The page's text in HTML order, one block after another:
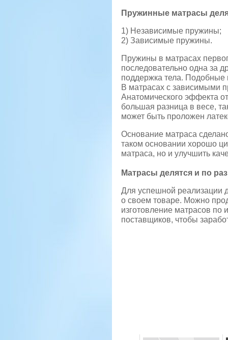
Пружинные матрасы
1) Независимые пружины;
2) Зависимые пружины.
Пружины в матрасах
последовательно одна за
поддержка тела.
В матрасах с зависимыми
Анатомического эффекта
большая разница в весе,
может быть проложен
Основание матраса
таком основании хорошо
матраса, но и улучшить
Матрасы делятся и по
Для успешной реализации
о своем товаре. Можно
изготовление матрасов
поставщиков, чтобы